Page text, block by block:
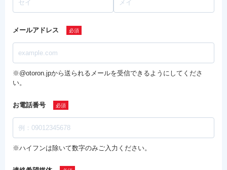
メールアドレス
※@otoron.jpから送られるメールを受信できるようにしてくださ
い。
お電話番号
※ハイフンは除いて数字のみご入力ください。